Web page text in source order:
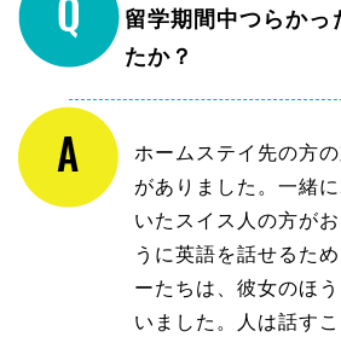
留学期間中つらかっ
たか？
ホームステイ先の方
がありました。一緒
いたスイス人の方が
うに英語を話せるた
ーたちは、彼女のほ
いました。人は話す